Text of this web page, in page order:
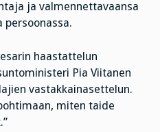
ja valmennettavaansa
persoonassa.
haastattelun
Pia Viitanen
vastakkainasettelun.
miten taide